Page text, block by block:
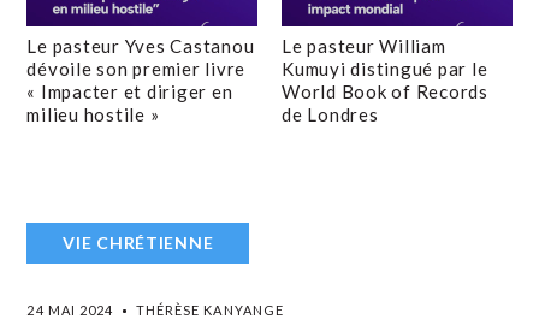
Le pasteur Yves Castanou
dévoile son premier livre
« Impacter et diriger en
milieu hostile »
Le pasteur William
Kumuyi distingué par le
World Book of Records
de Londres
VIE CHRÉTIENNE
24 MAI 2024 THÉRÈSE KANYANGE